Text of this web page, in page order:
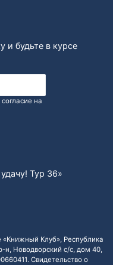
и будьте в курсе
на
Тур 36»
«Книжный Клуб», Республика
н, Новодворский с/с, дом 40,
Свидетельство о